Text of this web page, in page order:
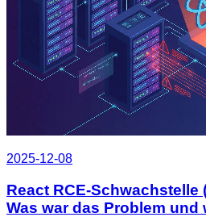
2025-12-08
React RCE-Schwachstelle
Was war das Problem und